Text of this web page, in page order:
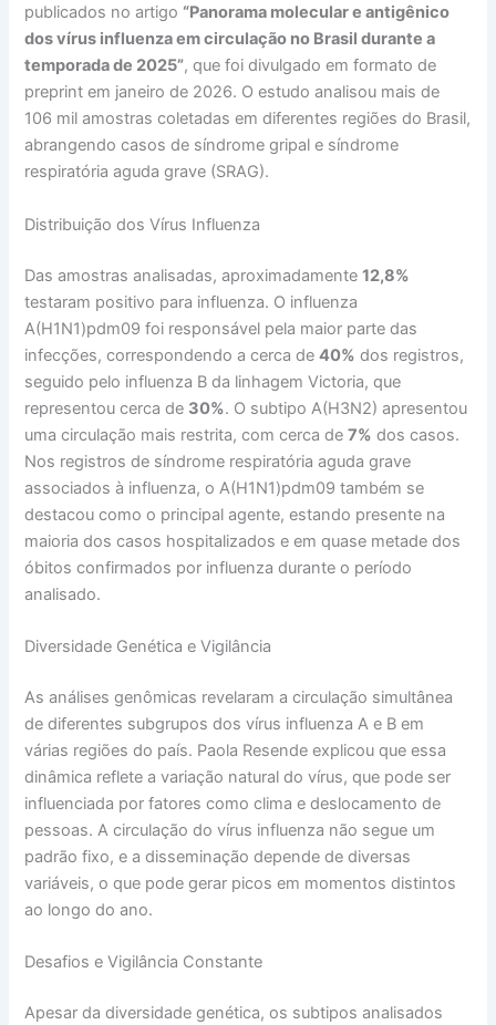
publicados no artigo “Panorama molecular e antigênico
dos vírus influenza em circulação no Brasil durante a
temporada de 2025”, que foi divulgado em formato de
preprint em janeiro de 2026. O estudo analisou mais de
106 mil amostras coletadas em diferentes regiões do Brasil,
abrangendo casos de síndrome gripal e síndrome
respiratória aguda grave (SRAG).
Distribuição dos Vírus Influenza
Das amostras analisadas, aproximadamente12,8%
testaram positivo para influenza. O influenza
A(H1N1)pdm09 foi responsável pela maior parte das
infecções, correspondendo a cerca de40% dos registros,
seguido pelo influenza B da linhagem Victoria, que
representou cerca de 30%. O subtipo A(H3N2) apresentou
uma circulação mais restrita, com cerca de7% dos casos.
Nos registros de síndrome respiratória aguda grave
associados à influenza, o A(H1N1)pdm09 também se
destacou como o principal agente, estando presente na
maioria dos casos hospitalizados e em quase metade dos
óbitos confirmados por influenza durante o período
analisado.
Diversidade Genética e Vigilância
As análises genômicas revelaram a circulação simultânea
de diferentes subgrupos dos vírus influenza A e B em
várias regiões do país. Paola Resende explicou que essa
dinâmica reflete a variação natural do vírus, que pode ser
influenciada por fatores como clima e deslocamento de
pessoas. A circulação do vírus influenza não segue um
padrão fixo, e a disseminação depende de diversas
variáveis, o que pode gerar picos em momentos distintos
ao longo do ano.
Desafios e Vigilância Constante
Apesar da diversidade genética, os subtipos analisados